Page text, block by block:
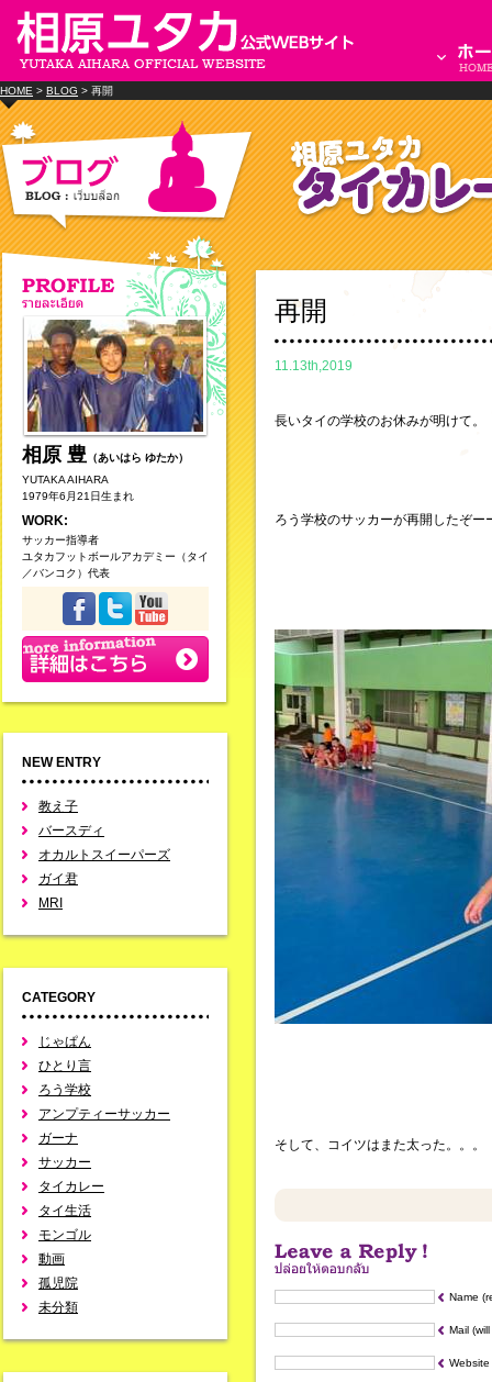
HOME > BLOG > 再開
相原 豊 （あいはら ゆたか）
YUTAKA AIHARA
1979年6月21日生まれ
WORK:
サッカー指導者
ユタカフットボールアカデミー（タイ
／バンコク）代表
NEW ENTRY
教え子
バースディ
オカルトスイーパーズ
ガイ君
MRI
CATEGORY
じゃぱん
ひとり言
ろう学校
アンプティーサッカー
ガーナ
サッカー
タイカレー
タイ生活
モンゴル
動画
孤児院
未分類
再開
11.13th,2019
長いタイの学校のお休みが明けて。
ろう学校のサッカーが再開したぞー
そして、コイツはまた太った。。。
Name
Mail
Website